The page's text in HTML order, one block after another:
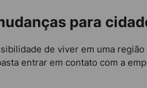
para
de viver em uma
entrar em contato com a